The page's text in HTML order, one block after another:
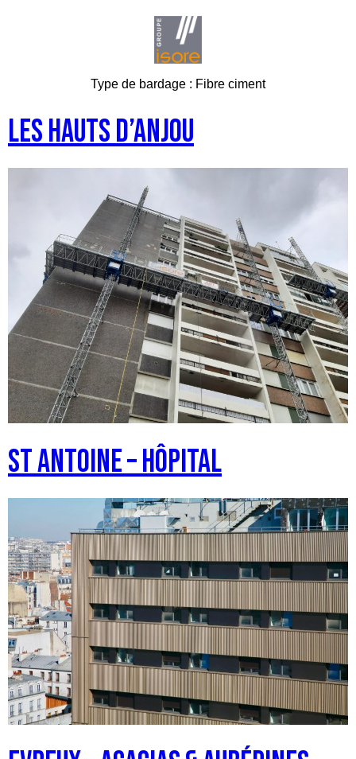
Type de bardage : Fibre ciment
Les Hauts d’Anjou
ST ANTOINE – Hôpital